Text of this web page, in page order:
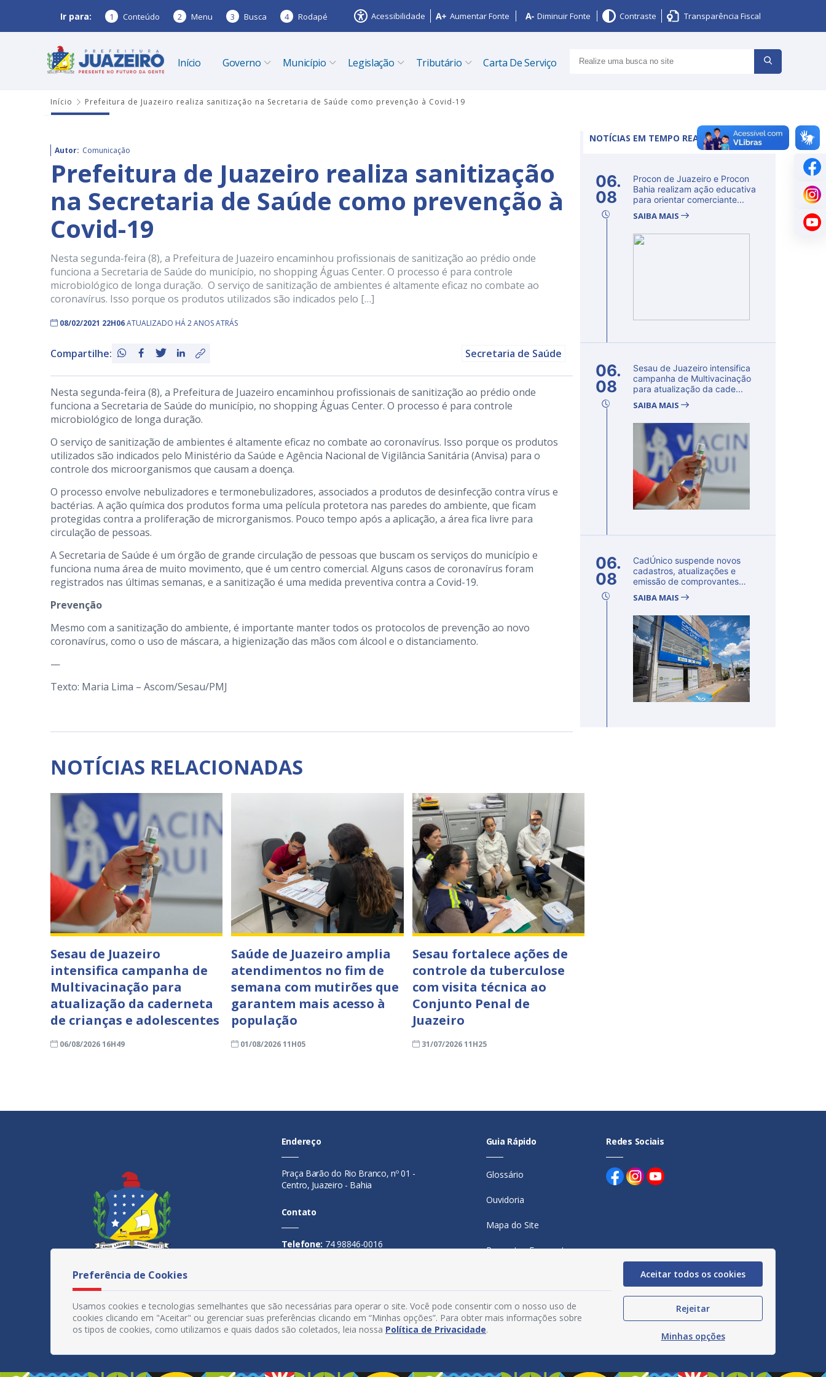
Ir para: 1 Conteúdo 2 Menu 3 Busca 4 Rodapé Acessibilidade Aumentar Fonte Diminuir Fonte Contraste Transparência Fiscal
Início Governo Município Legislação Tributário Carta De Serviço
Início Prefeitura de Juazeiro realiza sanitização na Secretaria de Saúde como prevenção à Covid-19
Autor: Comunicação
Prefeitura de Juazeiro realiza sanitização
na Secretaria de Saúde como prevenção à
Covid-19
Nesta segunda-feira (8), a Prefeitura de Juazeiro encaminhou profissionais de sanitização ao prédio onde
funciona a Secretaria de Saúde do município, no shopping Águas Center. O processo é para controle
microbiológico de longa duração. O serviço de sanitização de ambientes é altamente eficaz no combate ao
coronavírus. Isso porque os produtos utilizados são indicados pelo […]
08/02/2021 22H06ATUALIZADO HÁ 2 ANOS ATRÁS
Compartilhe: Secretaria de Saúde
Nesta segunda-feira (8), a Prefeitura de Juazeiro encaminhou profissionais de sanitização ao prédio onde
funciona a Secretaria de Saúde do município, no shopping Águas Center. O processo é para controle
microbiológico de longa duração.
O serviço de sanitização de ambientes é altamente eficaz no combate ao coronavírus. Isso porque os produtos
utilizados são indicados pelo Ministério da Saúde e Agência Nacional de Vigilância Sanitária (Anvisa) para o
controle dos microorganismos que causam a doença.
O processo envolve nebulizadores e termonebulizadores, associados a produtos de desinfecção contra vírus e
bactérias. A ação química dos produtos forma uma película protetora nas paredes do ambiente, que ficam
protegidas contra a proliferação de microrganismos. Pouco tempo após a aplicação, a área fica livre para
circulação de pessoas.
A Secretaria de Saúde é um órgão de grande circulação de pessoas que buscam os serviços do município e
funciona numa área de muito movimento, que é um centro comercial. Alguns casos de coronavírus foram
registrados nas últimas semanas, e a sanitização é uma medida preventiva contra a Covid-19.
Prevenção
Mesmo com a sanitização do ambiente, é importante manter todos os protocolos de prevenção ao novo
coronavírus, como o uso de máscara, a higienização das mãos com álcool e o distanciamento.
—
Texto: Maria Lima – Ascom/Sesau/PMJ
NOTÍCIAS RELACIONADAS
Sesau de Juazeiro
intensifica campanha de
Multivacinação para
atualização da caderneta
de crianças e adolescentes
06/08/2026 16H49
Saúde de Juazeiro amplia
atendimentos no fim de
semana com mutirões que
garantem mais acesso à
população
01/08/2026 11H05
Sesau fortalece ações de
controle da tuberculose
com visita técnica ao
Conjunto Penal de
Juazeiro
31/07/2026 11H25
NOTÍCIAS EM TEMPO REAL
06.
08
Procon de Juazeiro e Procon
Bahia realizam ação educativa
para orientar comerciante...
SAIBA MAIS
06.
08
Sesau de Juazeiro intensifica
campanha de Multivacinação
para atualização da cade...
SAIBA MAIS
06.
08
CadÚnico suspende novos
cadastros, atualizações e
emissão de comprovantes
SAIBA MAIS
Endereço
Praça Barão do Rio Branco, nº 01 -
Centro, Juazeiro - Bahia
Contato
Telefone: 74 98846-0016
Segunda a sexta-feira, das 08h às
14h
Guia Rápido
Glossário
Ouvidoria
Mapa do Site
Perguntas Frequentes
Política de Privacidade
Acesso Interno
Redes Sociais
Preferência de Cookies
Usamos cookies e tecnologias semelhantes que são necessárias para operar o site. Você pode consentir com o nosso uso de
cookies clicando em "Aceitar" ou gerenciar suas preferências clicando em “Minhas opções”. Para obter mais informações sobre
os tipos de cookies, como utilizamos e quais dados são coletados, leia nossa Política de Privacidade.
Aceitar todos os cookies
Rejeitar
Minhas opções